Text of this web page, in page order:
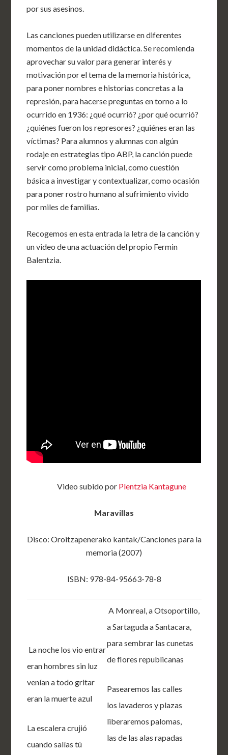
por sus asesinos.
Las canciones pueden utilizarse en diferentes
momentos de la unidad didáctica. Se recomienda
aprovechar su valor para generar interés y
motivación por el tema de la memoria histórica,
para poner nombres e historias concretas a la
represión, para hacerse preguntas en torno a lo
ocurrido en 1936: ¿qué ocurrió? ¿por qué ocurrió?
¿quiénes fueron los represores? ¿quiénes eran las
víctimas? Para alumnos y alumnas con algún
rodaje en estrategias tipo ABP, la canción puede
servir como problema inicial, como cuestión
básica a investigar y contextualizar, como ocasión
para poner rostro humano al sufrimiento vivido
por miles de familias.
Recogemos en esta entrada la letra de la canción y
un video de una actuación del propio Fermin
Balentzia.
Video subido por Plentzia Kantagune
Maravillas
Disco: Oroitzapenerako kantak/Canciones para la
memoria (2007)
ISBN: 978-84-95663-78-8
La noche los vio entrar
eran hombres sin luz
venían a todo gritar
eran la muerte azul
La escalera crujió
cuando salías tú
A Monreal, a Otsoportillo,
a Sartaguda a Santacara,
para sembrar las cunetas
de flores republicanas
Pasearemos las calles
los lavaderos y plazas
liberaremos palomas,
las de las alas rapadas